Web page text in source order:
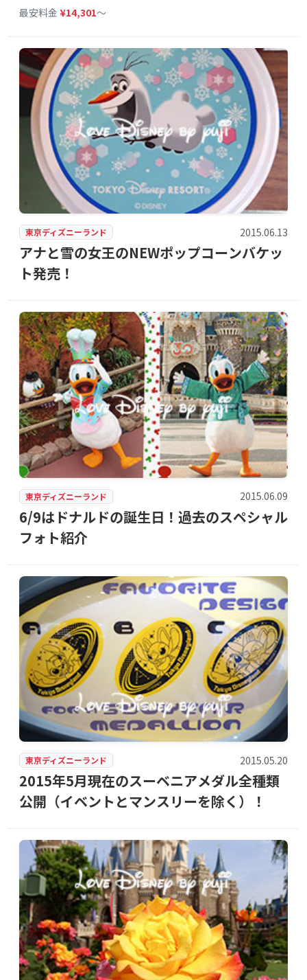
最安料金 ¥14,301〜
東京ディズニーランド 2015.06.13
アナと雪の女王のNEWポップコーンバケッ
ト発売！
東京ディズニーランド 2015.06.09
6/9はドナルドの誕生日！過去のスペシャル
フォト紹介
東京ディズニーランド 2015.05.20
2015年5月現在のスーベニアメダル全種類
公開（イベントとマンスリーを除く）！